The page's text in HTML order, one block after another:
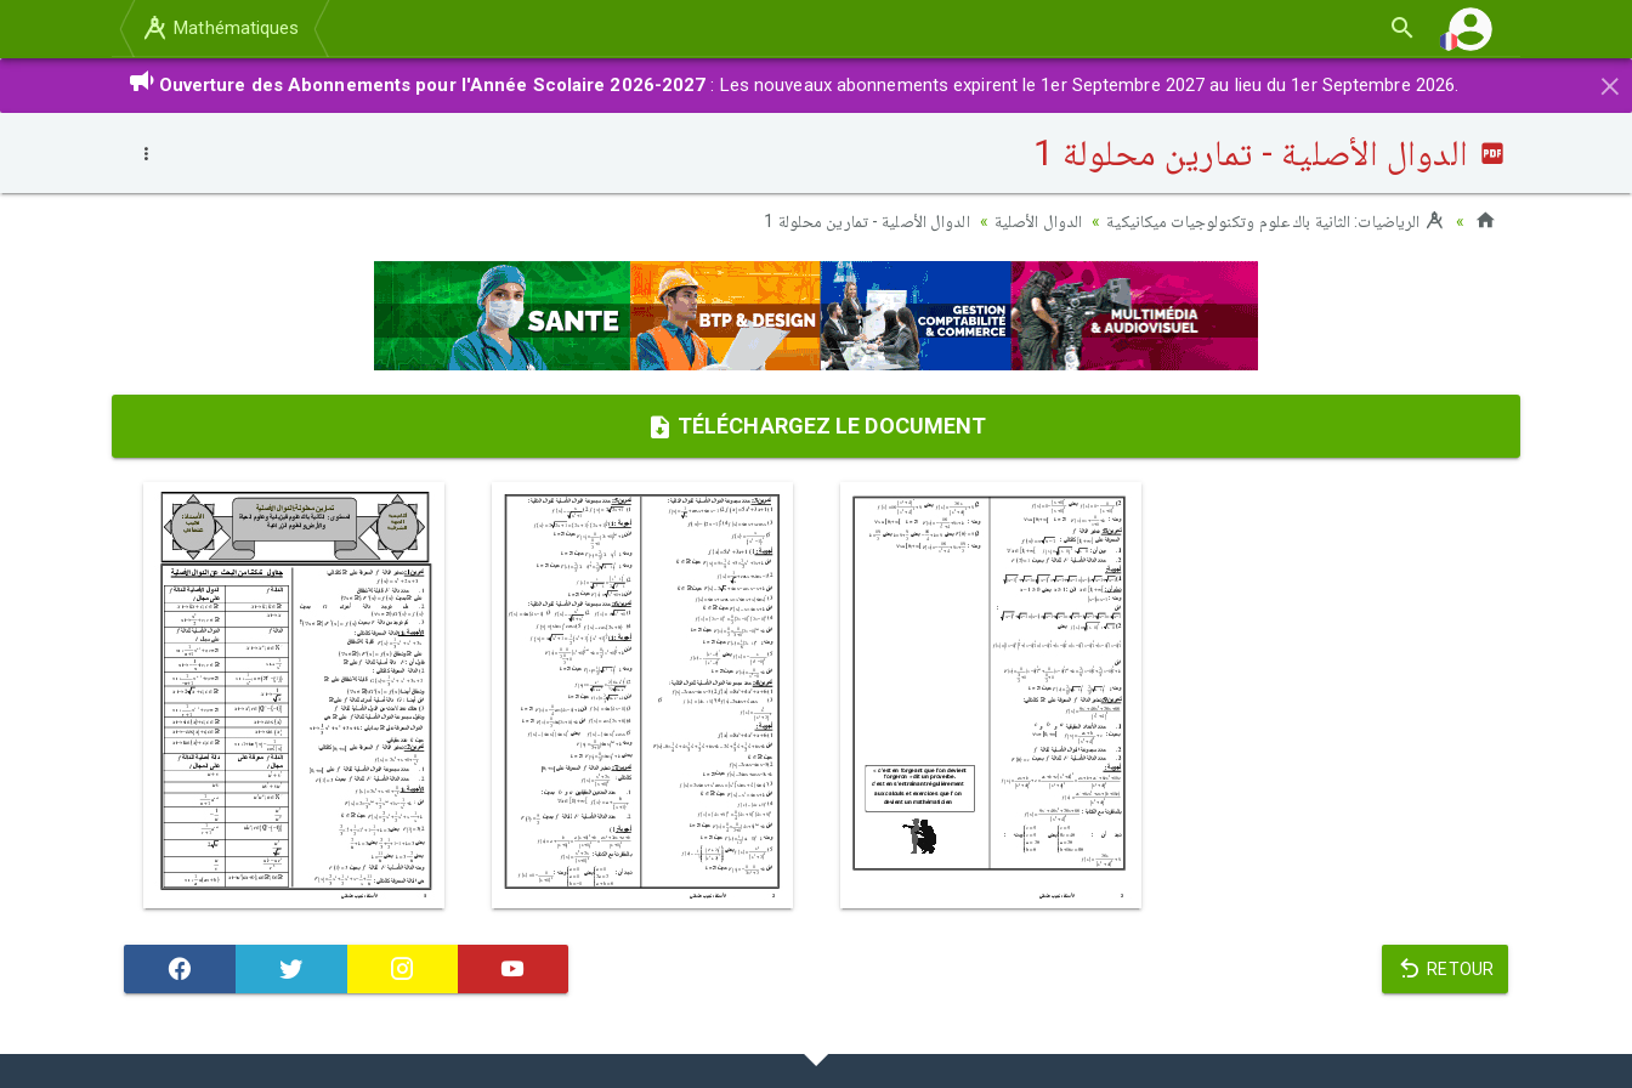
Mathématiques
×
Ouverture des Abonnements pour l'Année Scolaire 2026-2027 : Les nouveaux abonnements expirent le 1er Septembre 2027 au lieu du 1er Septembre 2026.
الدوال الأصلية - تمارين محلولة 1
الرياضيات: الثانية باك علوم وتكنولوجيات ميكانيكية الدوال الأصلية الدوال الأصلية - تمارين محلولة 1
TÉLÉCHARGEZ LE DOCUMENT
RETOUR